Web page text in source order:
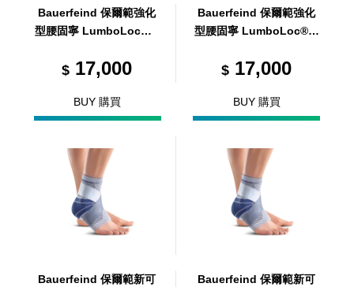
Bauerfeind 保爾範強化
型腰固寧 LumboLoc® F
$ 17,000
BUY 購買
Bauerfeind 保爾範強化
型腰固寧 LumboLoc® F
$ 17,000
BUY 購買
Bauerfeind 保爾範新可
Bauerfeind 保爾範新可